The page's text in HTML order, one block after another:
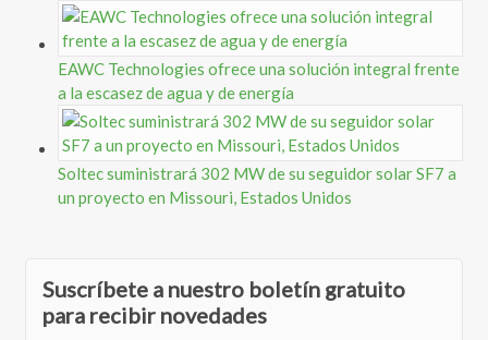
EAWC Technologies ofrece una solución integral frente
a la escasez de agua y de energía
Soltec suministrará 302 MW de su seguidor solar SF7 a
un proyecto en Missouri, Estados Unidos
Suscríbete a nuestro boletín gratuito
para recibir novedades